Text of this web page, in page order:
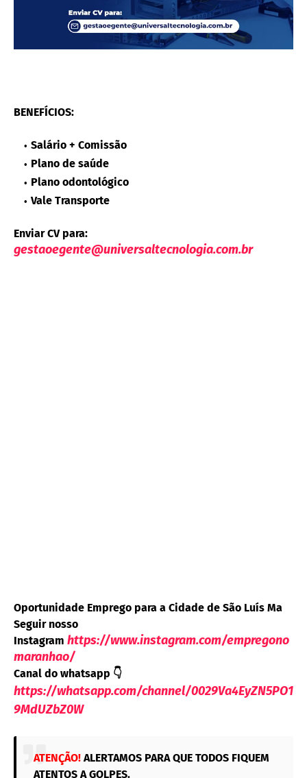
BENEFÍCIOS:
Salário + Comissão
Plano de saúde
Plano odontológico
Vale Transporte
Enviar CV para:
gestaoegente@universaltecnologia.com.br
Oportunidade Emprego para a Cidade de São Luís Ma
Seguir nosso
Instagram https://www.instagram.com/empregono
maranhao/
Canal do whatsapp 👇
https://whatsapp.com/channel/0029Va4EyZN5PO1
9MdUZbZ0W
ATENÇÃO! ALERTAMOS PARA QUE TODOS FIQUEM
ATENTOS A GOLPES.